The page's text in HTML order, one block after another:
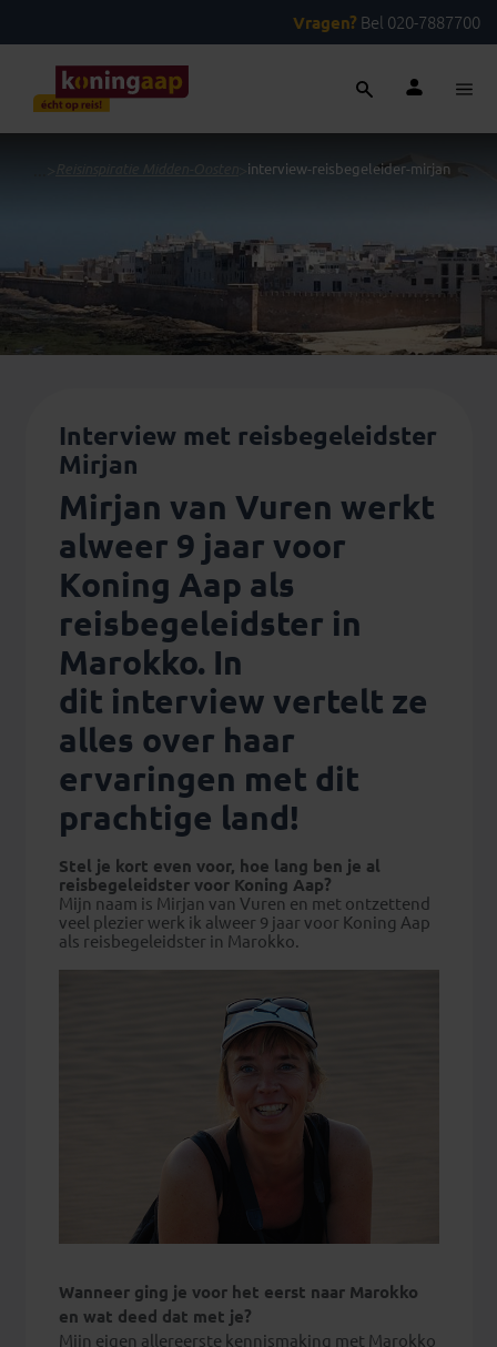
Vragen? Bel 020-7887700
interview-reisbegeleider-mirjan
Interview met reisbegeleidster
Mirjan
Mirjan van Vuren werkt
alweer 9 jaar voor
Koning Aap als
reisbegeleidster in
Marokko. In
dit interview vertelt ze
alles over haar
ervaringen met dit
prachtige land!
Stel je kort even voor, hoe lang ben je al
reisbegeleidster voor Koning Aap?
Mijn naam is Mirjan van Vuren en met ontzettend
veel plezier werk ik alweer 9 jaar voor Koning Aap
als reisbegeleidster in Marokko.
Wanneer ging je voor het eerst naar Marokko
en wat deed dat met je?
Mijn eigen allereerste kennismaking met Marokko